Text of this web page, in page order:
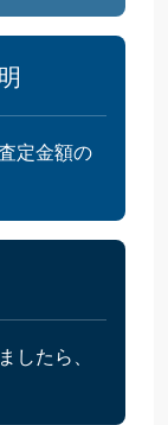
定金額の
したら、